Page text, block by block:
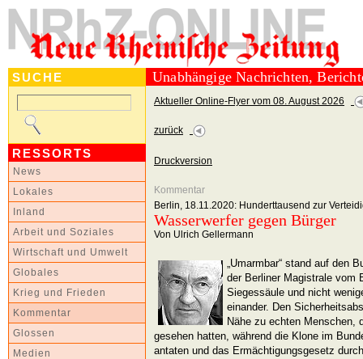
SUCHE
RESSORTS
News
Lokales
Inland
Arbeit und Soziales
Wirtschaft und Umwelt
Globales
Krieg und Frieden
Kommentar
Glossen
Medien
Unabhängige Nachrichten,
Aktueller Online-Flyer vom 08. August 2026
zurück
Druckversion
Kommentar
Berlin, 18.11.2020: Hunderttausend zur
Wasserwerfer gegen Bürger
Von Ulrich Gellermann
„Umarmbar“ stand auf den
der Berliner Magistrale vom
Siegessäule und nicht
einander. Den
Nähe zu echten Menschen,
gesehen hatten, während die Klone im
antaten und das Ermächtigungsgesetz